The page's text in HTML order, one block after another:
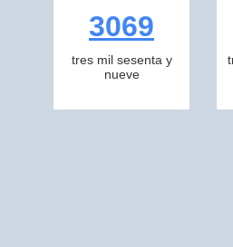
3069
tres mil sesenta y
nueve